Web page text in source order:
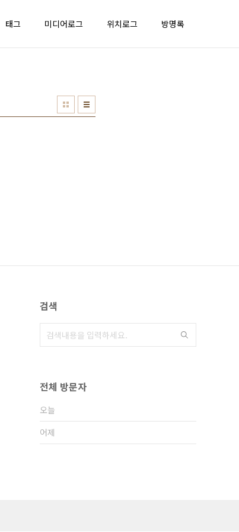
태그 미디어로그 위치로그 방명록
검색
전체 방문자
오늘
어제